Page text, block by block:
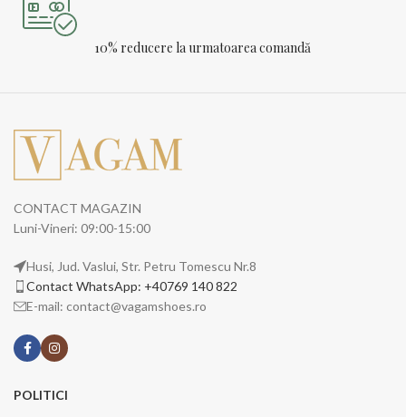
10% reducere la urmatoarea comandă
CONTACT MAGAZIN
Luni-Vineri: 09:00-15:00
Husi, Jud. Vaslui, Str. Petru Tomescu Nr.8
Contact WhatsApp: +40769 140 822
E-mail: contact@vagamshoes.ro
POLITICI